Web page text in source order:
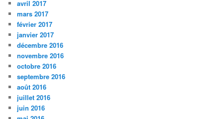
avril 2017
mars 2017
février 2017
janvier 2017
décembre 2016
novembre 2016
octobre 2016
septembre 2016
août 2016
juillet 2016
juin 2016